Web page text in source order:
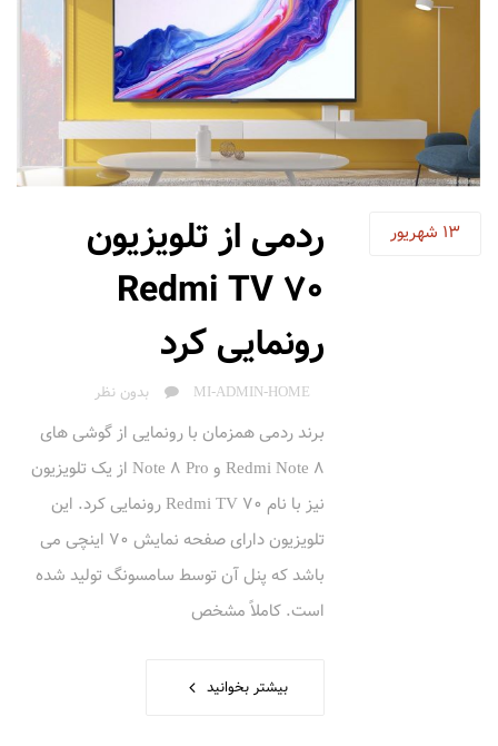
13 شهریور
ردمی از تلویزیون
Redmi TV 70
رونمایی کرد
AUTHOR
MI-ADMIN-HOME بدون نظر
برند ردمی همزمان با رونمایی از گوشی های
Redmi Note 8 و Note 8 Pro از یک تلویزیون
نیز با نام Redmi TV 70 رونمایی کرد. این
تلویزیون دارای صفحه نمایش 70 اینچی می
باشد که پنل آن توسط سامسونگ تولید شده
است. کاملاً مشخص
بیشتر بخوانید